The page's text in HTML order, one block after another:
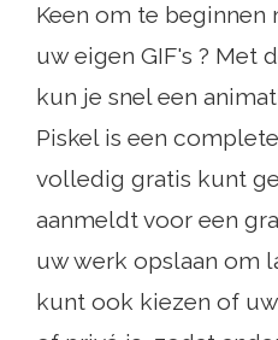
Keen om te beginnen
uw eigen GIF's ? Met
kun je snel een
Piskel is een
volledig gratis kunt
aanmeldt voor een
uw werk opslaan om
kunt ook kiezen of